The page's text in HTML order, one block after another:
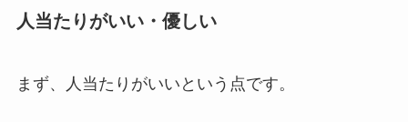
人当たりがいい・優しい
まず、人当たりがいいという点です。